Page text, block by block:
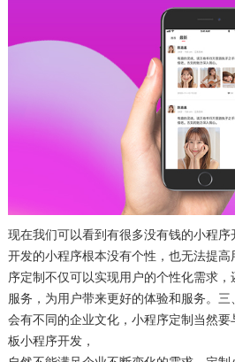
现在我们可以看到有很多没有钱的小程
开发的小程序根本没有个性，也无法提
序定制不仅可以实现用户的个性化需求
服务，为用户带来更好的体验和服务。
会有不同的企业文化，小程序定制当然
板小程序开发，